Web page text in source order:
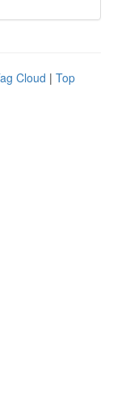
Cloud | Top